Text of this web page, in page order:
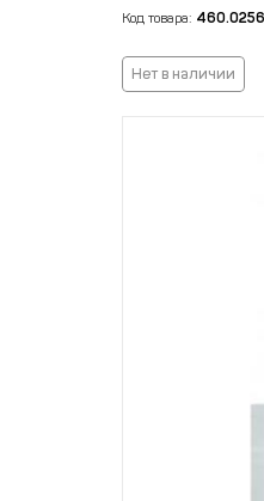
Код товара:
Нет в наличии